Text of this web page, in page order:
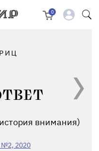
0
внимания)
№2, 2020